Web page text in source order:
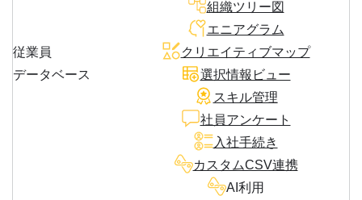
従業員
データベース
組織ツリー図
エニアグラム
クリエイティブマップ
選択情報ビュー
スキル管理
社員アンケート
入社手続き
カスタムCSV連携
AI利用